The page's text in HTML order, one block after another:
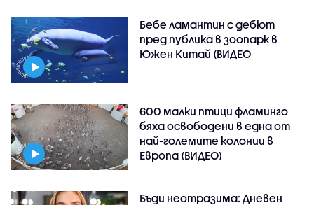
Бебе ламантин с дебют
пред публика в зоопарк в
Южен Китай (ВИДЕО
600 малки птици фламинго
бяха освободени в една от
най-големите колонии в
Европа (ВИДЕО)
Бъди неотразима: Дневен